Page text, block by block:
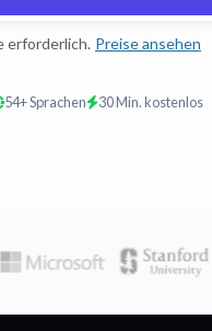
erforderlich. Preise ansehen
54+ Sprachen 30 Min. kostenlos